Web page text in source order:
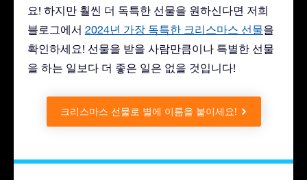
요! 하지만 훨씬 더 독특한 선물을 원하신다면 저희
블로그에서 2024년 가장 독특한 크리스마스 선물을
확인하세요! 선물을 받을 사람만큼이나 특별한 선물
을 하는 일보다 더 좋은 일은 없을 것입니다!
크리스마스 선물로 별에 이름을 붙이세요!